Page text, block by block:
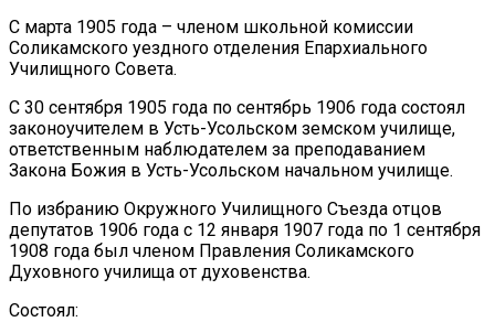
С марта 1905 года – членом школьной комиссии
Соликамского уездного отделения Епархиального
Училищного Совета.
С 30 сентября 1905 года по сентябрь 1906 года состоял
законоучителем в Усть-Усольском земском училище,
ответственным наблюдателем за преподаванием
Закона Божия в Усть-Усольском начальном училище.
По избранию Окружного Училищного Съезда отцов
депутатов 1906 года с 12 января 1907 года по 1 сентября
1908 года был членом Правления Соликамского
Духовного училища от духовенства.
Состоял: